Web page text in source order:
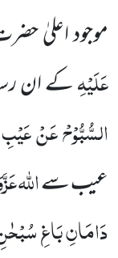
موجود اعلیٰ
عَلَیْہِکے ان
السُّبُّوْحْ عَنْ
عیب سےاللہ
دَامَانِ بَاغِ